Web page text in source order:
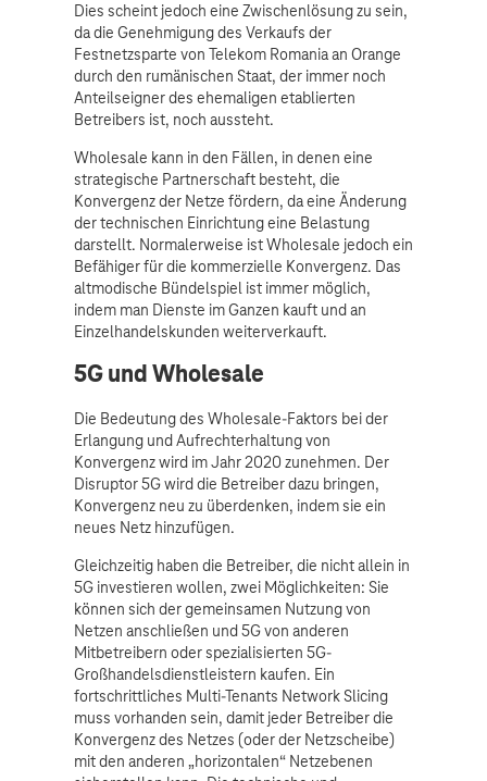
Dies scheint jedoch eine Zwischenlösung zu sein,
da die Genehmigung des Verkaufs der
Festnetzsparte von Telekom Romania an Orange
durch den rumänischen Staat, der immer noch
Anteilseigner des ehemaligen etablierten
Betreibers ist, noch aussteht.
Wholesale kann in den Fällen, in denen eine
strategische Partnerschaft besteht, die
Konvergenz der Netze fördern, da eine Änderung
der technischen Einrichtung eine Belastung
darstellt. Normalerweise ist Wholesale jedoch ein
Befähiger für die kommerzielle Konvergenz. Das
altmodische Bündelspiel ist immer möglich,
indem man Dienste im Ganzen kauft und an
Einzelhandelskunden weiterverkauft.
5G und Wholesale
Die Bedeutung des Wholesale-Faktors bei der
Erlangung und Aufrechterhaltung von
Konvergenz wird im Jahr 2020 zunehmen. Der
Disruptor 5G wird die Betreiber dazu bringen,
Konvergenz neu zu überdenken, indem sie ein
neues Netz hinzufügen.
Gleichzeitig haben die Betreiber, die nicht allein in
5G investieren wollen, zwei Möglichkeiten: Sie
können sich der gemeinsamen Nutzung von
Netzen anschließen und 5G von anderen
Mitbetreibern oder spezialisierten 5G-
Großhandelsdienstleistern kaufen. Ein
fortschrittliches Multi-Tenants Network Slicing
muss vorhanden sein, damit jeder Betreiber die
Konvergenz des Netzes (oder der Netzscheibe)
mit den anderen „horizontalen“ Netzebenen